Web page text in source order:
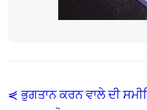
⋞ ਭੁਗਤਾਨ ਕਰਨ ਵਾਲੇ ਦੀ